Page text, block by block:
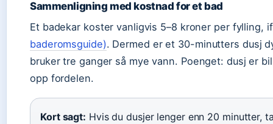
Sammenligning med kostnad for et bad
Et badekar koster vanligvis 5–8 kroner per fylling,
baderomsguide). Dermed er et 30-minutters dusj
bruker tre ganger så mye vann. Poenget: dusj er
opp fordelen.
Kort sagt: Hvis du dusjer lenger enn 20 minutter,